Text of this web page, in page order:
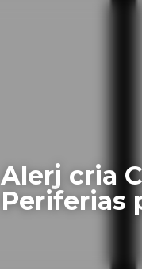
Alerj cria
Periferias